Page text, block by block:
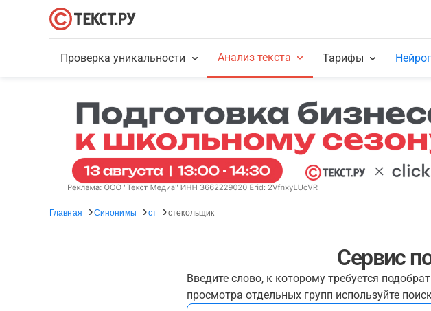
Проверка уникальности Анализ текста Тарифы
Главная Синонимы ст стекольщик
Сервис
Введите слово, к которому требуется
просмотра отдельных групп используйте